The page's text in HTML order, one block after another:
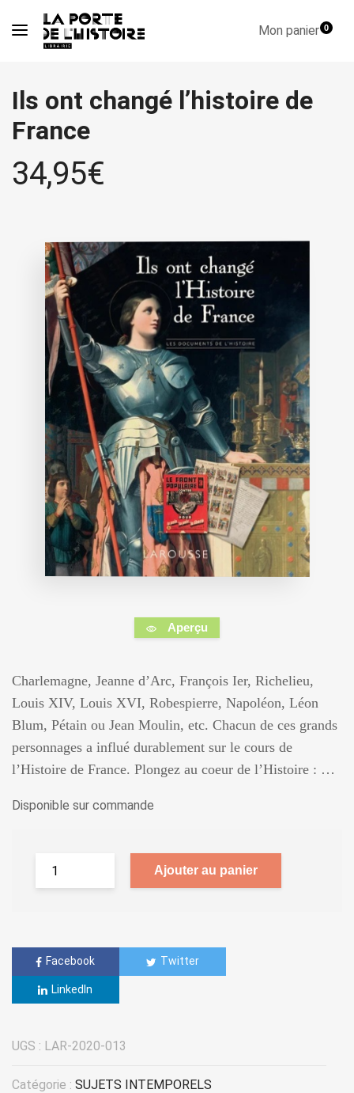
Mon panier0
Ils ont changé l’histoire de
France
34,95€
Aperçu
Charlemagne, Jeanne d’Arc, François Ier, Richelieu,
Louis XIV, Louis XVI, Robespierre, Napoléon, Léon
Blum, Pétain ou Jean Moulin, etc. Chacun de ces grands
personnages a influé durablement sur le cours de
l’Histoire de France. Plongez au coeur de l’Histoire : …
Disponible sur commande
Ajouter au panier
Facebook Twitter
LinkedIn
UGS : LAR-2020-013
Catégorie : SUJETS INTEMPORELS